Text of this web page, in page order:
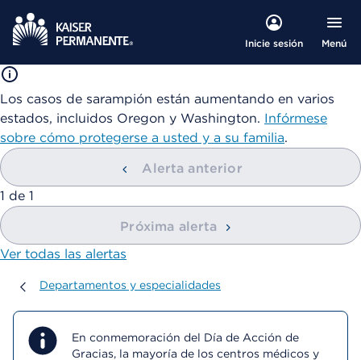
Inicie sesión Menú
Los casos de sarampión están aumentando en varios
estados, incluidos Oregon y Washington. Infórmese
sobre cómo protegerse a usted y a su familia.
Alerta anterior
mostrando
1 de 1
Próxima alerta
Ver todas las alertas
Departamentos y especialidades
Departamentos y especialidades
En conmemoración del Día de Acción de
Gracias, la mayoría de los centros médicos y